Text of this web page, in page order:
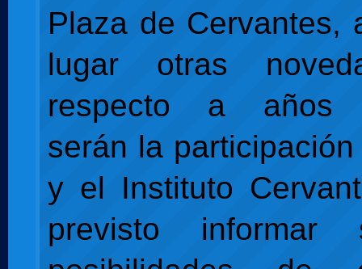
Plaza de Cervantes,
lugar otras
respecto a años
serán la
y el Instituto
previsto informar